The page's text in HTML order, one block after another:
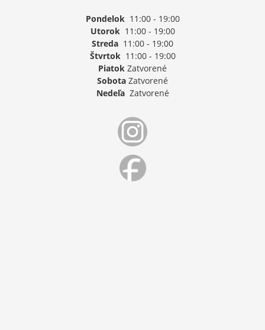
Pondelok11:00 - 19:00
Utorok11:00 - 19:00
Streda 11:00 - 19:00
Štvrtok11:00 - 19:00
Piatok Zatvorené
Sobota Zatvorené
NedeľaZatvorené